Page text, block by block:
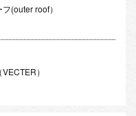
(outer roof）
）